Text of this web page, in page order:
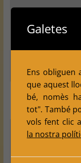
Galetes
Ens obliguen
que aquest
bé, nomès
tot". També
vols fent clic
la nostra